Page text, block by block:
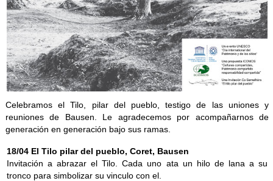
Celebramos el Tilo, pilar del pueblo, testigo de las uniones y
reuniones de Bausen. Le agradecemos por acompañarnos de
generación en generación bajo sus ramas.
18/04 El Tilo pilar del pueblo, Coret, Bausen
Invitación a abrazar el Tilo. Cada uno ata un hilo de lana a su
tronco para simbolizar su vinculo con el.